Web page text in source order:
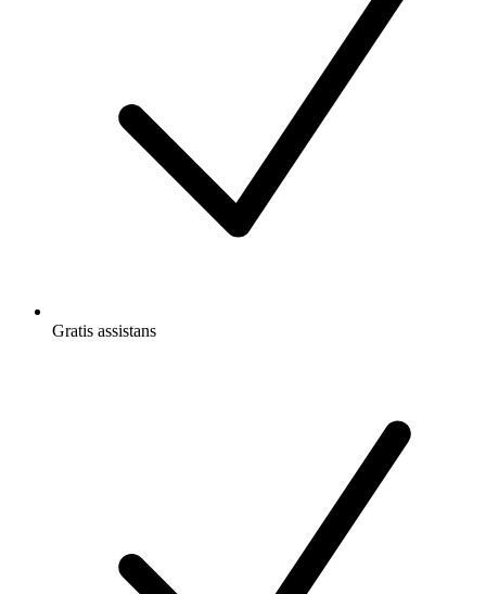
Gratis assistans